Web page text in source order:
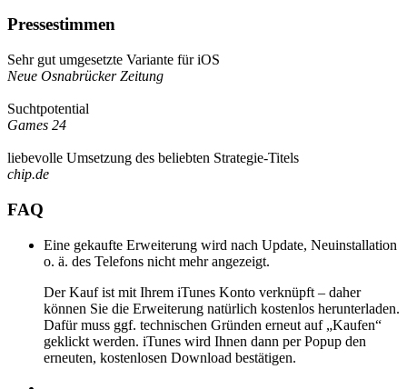
Pressestimmen
Sehr gut umgesetzte Variante für iOS
Neue Osnabrücker Zeitung
Suchtpotential
Games 24
liebevolle Umsetzung des beliebten Strategie-Titels
chip.de
FAQ
Eine gekaufte Erweiterung wird nach Update, Neuinstallation
o. ä. des Telefons nicht mehr angezeigt.
Der Kauf ist mit Ihrem iTunes Konto verknüpft – daher
können Sie die Erweiterung natürlich kostenlos herunterladen.
Dafür muss ggf. technischen Gründen erneut auf „Kaufen“
geklickt werden. iTunes wird Ihnen dann per Popup den
erneuten, kostenlosen Download bestätigen.